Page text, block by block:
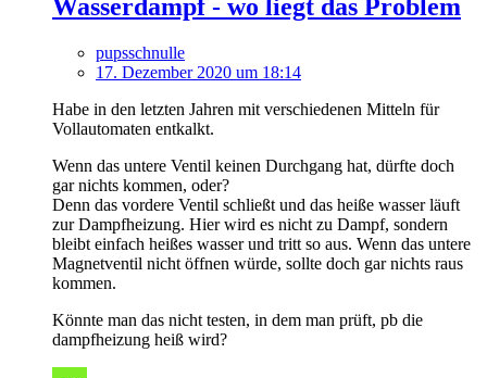
Wasserdampf - wo liegt das Problem
pupsschnulle
17. Dezember 2020 um 18:14
Habe in den letzten Jahren mit verschiedenen Mitteln für
Vollautomaten entkalkt.
Wenn das untere Ventil keinen Durchgang hat, dürfte doch
gar nichts kommen, oder?
Denn das vordere Ventil schließt und das heiße wasser läuft
zur Dampfheizung. Hier wird es nicht zu Dampf, sondern
bleibt einfach heißes wasser und tritt so aus. Wenn das untere
Magnetventil nicht öffnen würde, sollte doch gar nichts raus
kommen.
Könnte man das nicht testen, in dem man prüft, pb die
dampfheizung heiß wird?